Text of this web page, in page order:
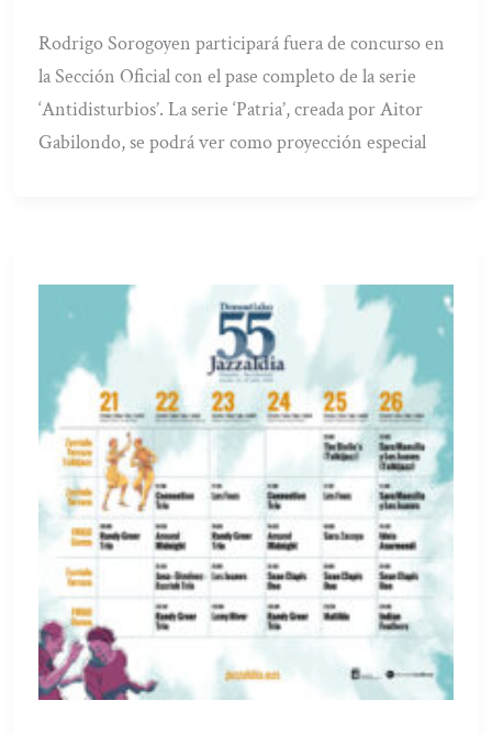
Rodrigo Sorogoyen participará fuera de concurso en
la Sección Oficial con el pase completo de la serie
‘Antidisturbios’. La serie ‘Patria’, creada por Aitor
Gabilondo, se podrá ver como proyección especial